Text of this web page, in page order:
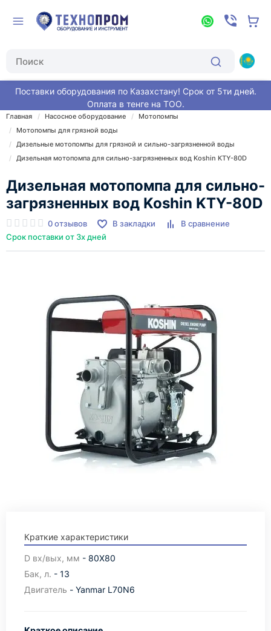
Поставки оборудования по Казахстану! Срок от 5ти дней.
Оплата в тенге на ТОО.
Главная Насосное оборудование
Мотопомпы
Мотопомпы для грязной воды
Дизельные мотопомпы для грязной и сильно-загрязненной воды
Дизельная мотопомпа для сильно-загрязненных вод Koshin KTY-80D
Дизельная мотопомпа для сильно-
загрязненных вод Koshin KTY-80D
0 отзывов В закладки
В сравнение
Срок поставки от 3х дней
Краткие характеристики
D вх/вых, мм - 80X80
Бак, л. - 13
Двигатель - Yanmar L70N6